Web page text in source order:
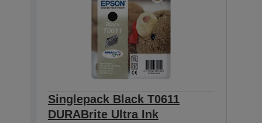
Singlepack Black T0611
DURABrite Ultra Ink